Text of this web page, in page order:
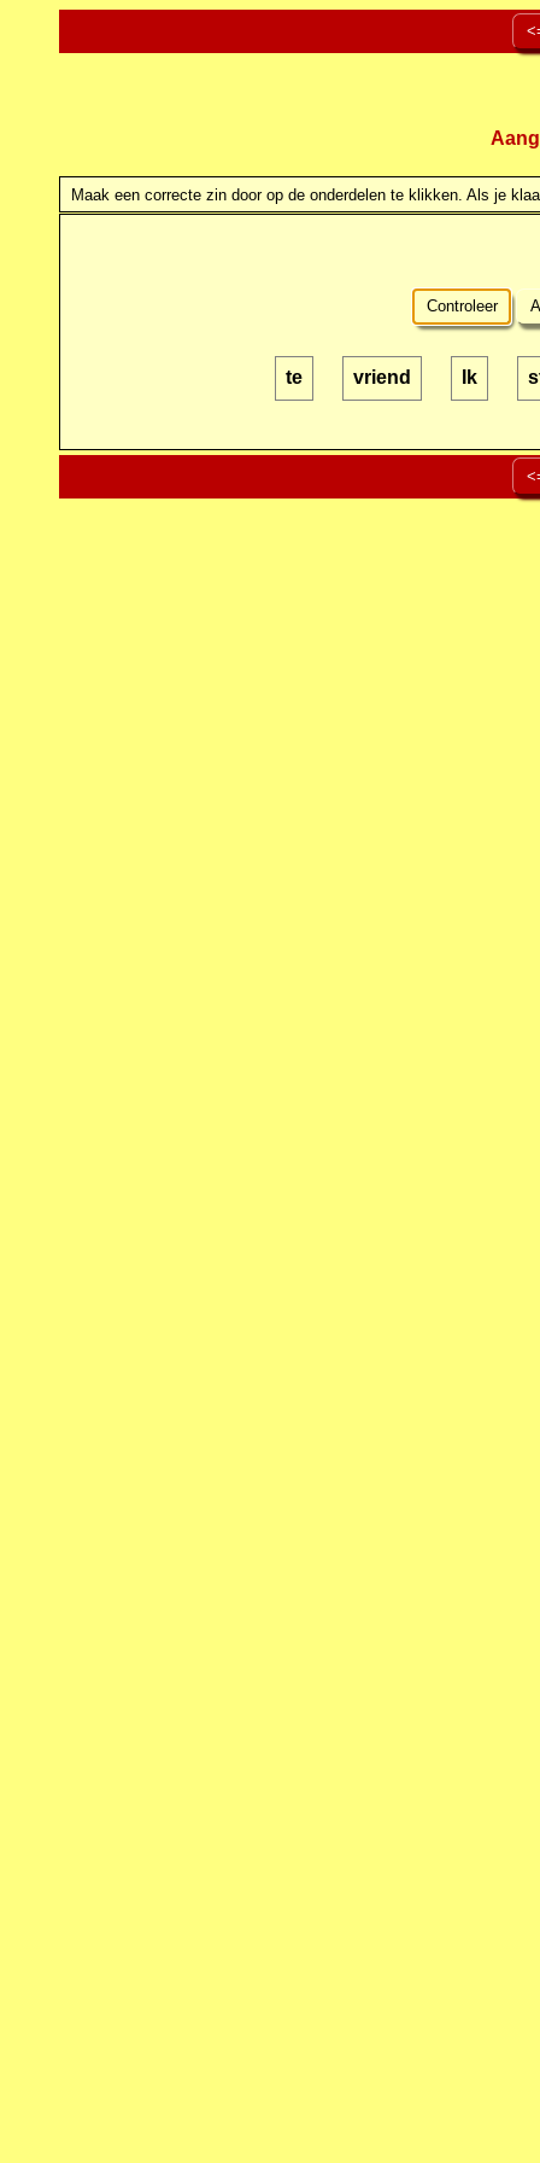
Maak een correcte zin door op de onderdelen te klikken. Als je
Controleer
te vriend Ik